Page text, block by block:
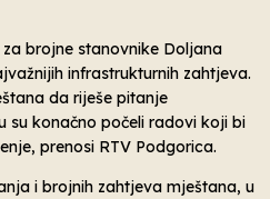
brojne stanovnike Doljana
infrastrukturnih zahtjeva.
da riješe pitanje
su konačno počeli radovi koji bi
prenosi RTV Podgorica.
i brojnih zahtjeva mještana, u